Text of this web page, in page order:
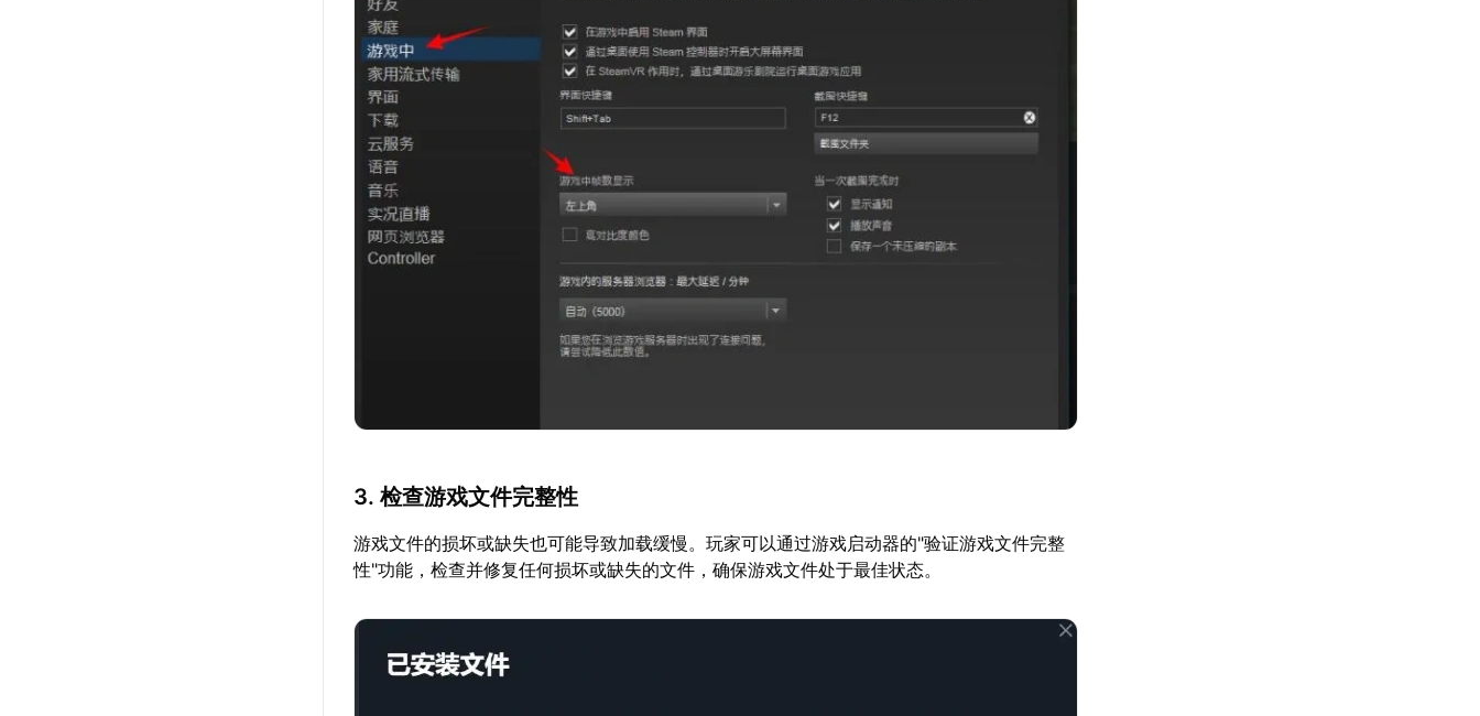
3. 检查游戏文件完整性
游戏文件的损坏或缺失也可能导致加载缓慢。玩家可以通过游戏启动器的"验证游戏文件完整
性"功能，检查并修复任何损坏或缺失的文件，确保游戏文件处于最佳状态。